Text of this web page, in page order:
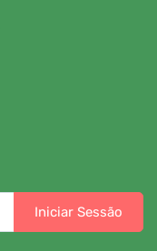
Iniciar Sessão